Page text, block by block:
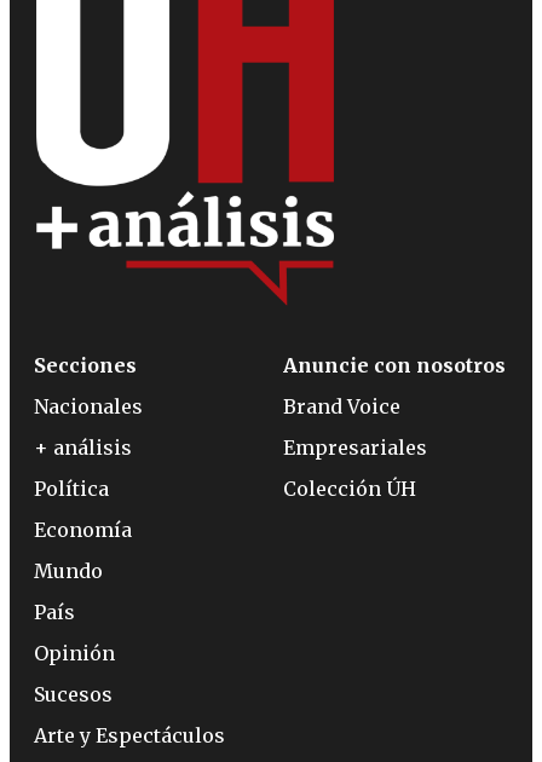
Secciones
Nacionales
+ análisis
Política
Economía
Mundo
País
Opinión
Sucesos
Arte y Espectáculos
Anuncie con nosotros
Brand Voice
Empresariales
Colección ÚH